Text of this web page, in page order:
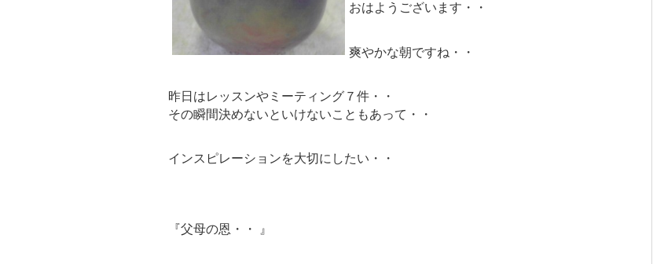
おはようございます・・
爽やかな朝ですね・・
昨日はレッスンやミーティング７件・・
その瞬間決めないといけないこともあって・・
インスピレーションを大切にしたい・・
『父母の恩・・ 』